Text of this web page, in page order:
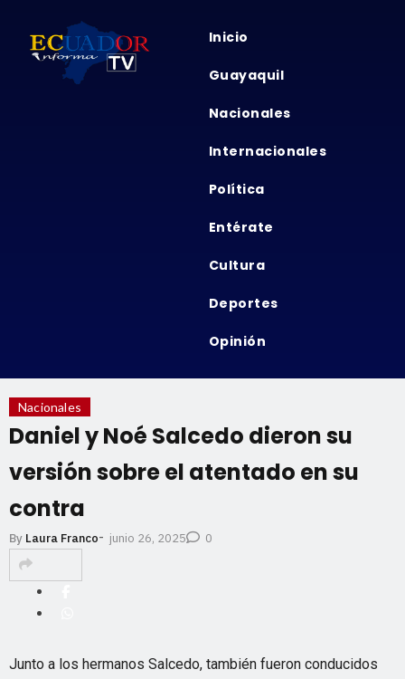
Inicio
Guayaquil
Nacionales
Internacionales
Política
Entérate
Cultura
Deportes
Opinión
Nacionales
Daniel y Noé Salcedo dieron su
versión sobre el atentado en su
contra
By Laura Franco- junio 26, 2025 0
Junto a los hermanos Salcedo, también fueron conducidos